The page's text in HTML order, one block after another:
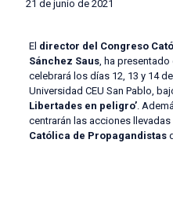
21 de junio de 2021
El director del Congreso
Sánchez Saus, ha presentado
celebrará los días 12, 13 y 14
Universidad CEU San Pablo,
Libertades en peligro’.
centrarán las acciones
Católica de Propagandistas